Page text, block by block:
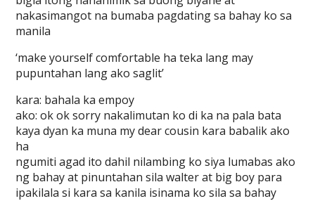
nakasimangot na bumaba pagdating sa bahay ko sa
manila
‘make yourself comfortable ha teka lang may
pupuntahan lang ako saglit’
kara: bahala ka empoy
ako: ok ok sorry nakalimutan ko di ka na pala bata
kaya dyan ka muna my dear cousin kara babalik ako
ha
ngumiti agad ito dahil nilambing ko siya lumabas ako
ng bahay at pinuntahan sila walter at big boy para
ipakilala si kara sa kanila isinama ko sila sa bahay